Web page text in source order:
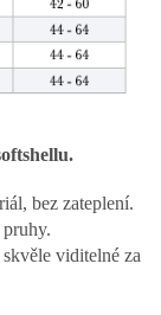
bez zateplení.
viditelné za